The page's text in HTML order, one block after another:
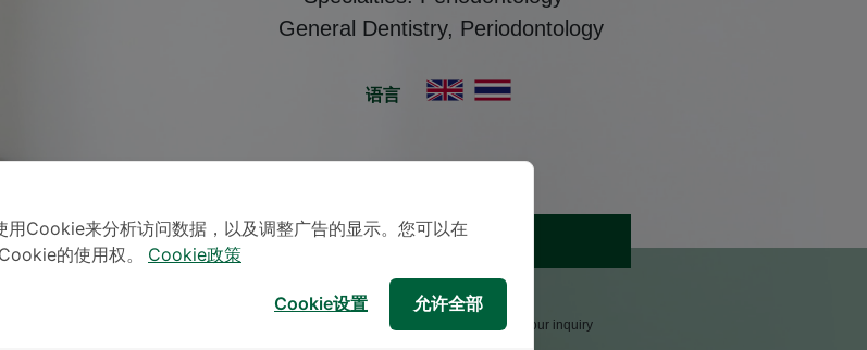
General Dentistry, Periodontology
语言
预约
咨询
* The Patient Support Team will reply to your inquiry
用Cookie来分析访问数据，以及调整广告的显示。您可以在
的使用权。
Cookie政策
允许全部
Cookie设置